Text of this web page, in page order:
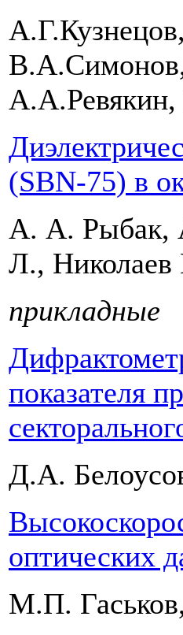
(SBN-75) в
А. А. Рыбак,
Л.,
прикладные
показателя
Д.А.
оптических
М.П.